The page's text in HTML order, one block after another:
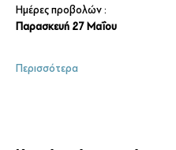
Ημέρες προβολών :
Παρασκευή 27 Mαΐου
Περισσότερα